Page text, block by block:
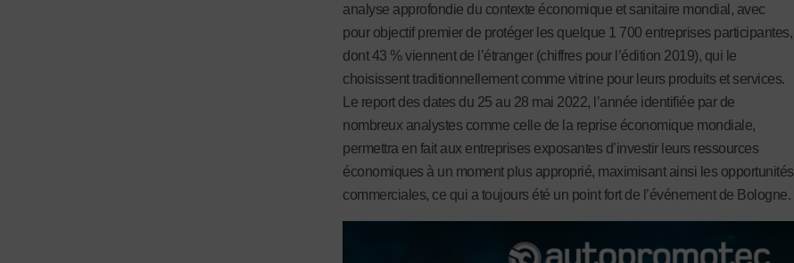
analyse approfondie du contexte économique et sanitaire mondial, avec
pour objectif premier de protéger les quelque 1 700 entreprises participantes,
dont 43 % viennent de l’étranger (chiffres pour l’édition 2019), qui le
choisissent traditionnellement comme vitrine pour leurs produits et services.
Le report des dates du 25 au 28 mai 2022, l’année identifiée par de
nombreux analystes comme celle de la reprise économique mondiale,
permettra en fait aux entreprises exposantes d’investir leurs ressources
économiques à un moment plus approprié, maximisant ainsi les opportunités
commerciales, ce qui a toujours été un point fort de l’événement de Bologne.